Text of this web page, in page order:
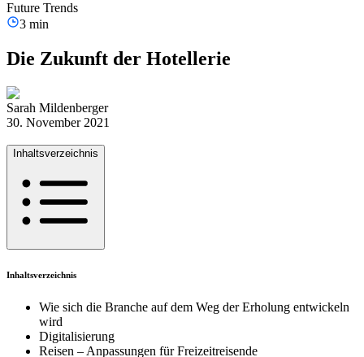
Future Trends
3 min
Die Zukunft der Hotellerie
Sarah Mildenberger
30. November 2021
Inhaltsverzeichnis
Inhaltsverzeichnis
Wie sich die Branche auf dem Weg der Erholung entwickeln
wird
Digitalisierung
Reisen – Anpassungen für Freizeitreisende